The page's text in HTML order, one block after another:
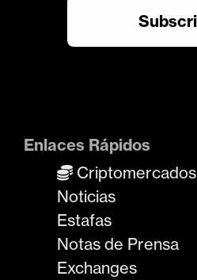
Enlaces Rápidos
Criptomercados
Noticias
Estafas
Notas de Prensa
Exchanges